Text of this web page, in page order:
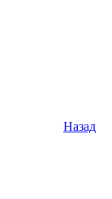
Назад